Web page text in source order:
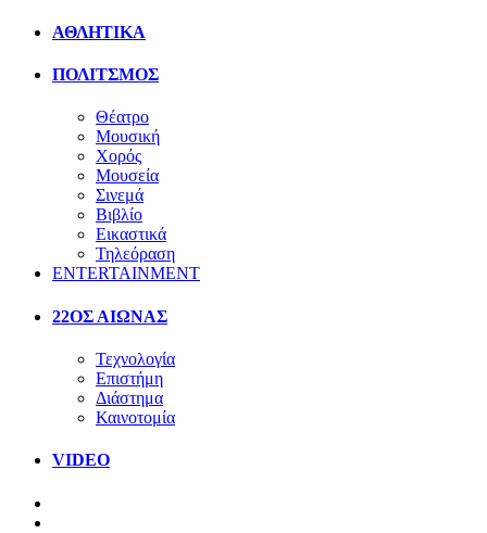
ΑΘΛΗΤΙΚΑ
ΠΟΛΙΤΣΜΟΣ
Θέατρο
Μουσική
Χορός
Μουσεία
Σινεμά
Βιβλίο
Εικαστικά
Τηλεόραση
ENTERTAINMENT
22ΟΣ ΑΙΩΝΑΣ
Τεχνολογία
Επιστήμη
Διάστημα
Καινοτομία
VIDEO